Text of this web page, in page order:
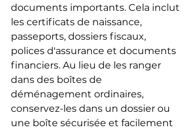
documents importants. Cela inclut
les certificats de naissance,
passeports, dossiers fiscaux,
polices d'assurance et documents
financiers. Au lieu de les ranger
dans des boîtes de
déménagement ordinaires,
conservez-les dans un dossier ou
une boîte sécurisée et facilement